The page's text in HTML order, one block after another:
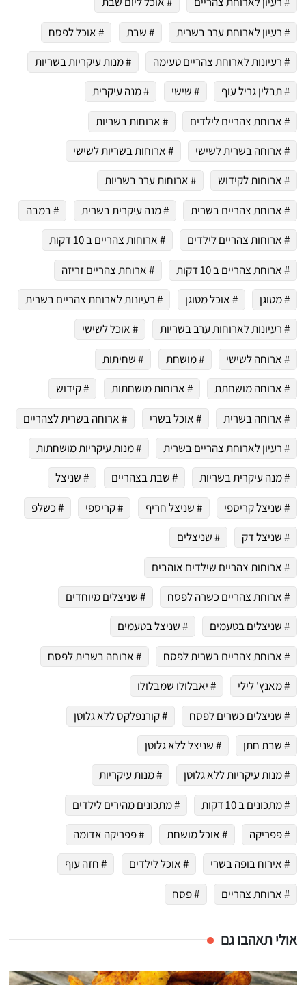
# רעיון לארוחת ערב בשרית
# שבת
# אוכל לפסח
# רעיונות לארוחת צהריים טעימה
# מנות עיקריות בשריות
# תבלין גריל עוף
# שישי
# מנה עיקרית
# ארוחת צהריים לילדים
# ארוחות בשריות
# ארוחה בשרית לשישי
# ארוחות בשריות לשישי
# ארוחות לקידוש
# ארוחות ערב בשריות
# ארוחת צהריים בשרית
# מנה עיקרית בשרית
# במבה
# ארוחות צהריים לילדים
# ארוחות צהריים ב 10 דקות
# ארוחת צהריים ב 10 דקות
# ארוחת צהריים זריזה
# מטוגן
# אוכל מטוגן
# רעיונות לארוחת צהריים בשרית
# רעיונות לארוחות ערב בשריות
# אוכל לשישי
# ארוחה לשישי
# מושחת
# שחיתות
# ארוחה מושחתת
# ארוחות מושחתות
# קידוש
# ארוחה בשרית
# אוכל בשרי
# ארוחה בשרית לצהריים
# רעיון לארוחת צהריים בשרית
# מנות עיקריות מושחתות
# מנה עיקרית בשריות
# שבת בצהריים
# שניצל
# שניצל קריספי
# שניצל חריף # קריספי
# כשלפ
# שניצל דק
# שניצלים
# ארוחות צהריים שילדים אוהבים
# ארוחת צהריים כשרה לפסח
# שניצלים מיוחדים
# שניצלים בטעמים
# שניצל בטעמים
# ארוחת צהריים בשרית לפסח
# ארוחה בשרית לפסח
# מאנץ' לילי
# יאבלולו שמבלולו
# שניצלים כשרים לפסח
# קורנפלקס ללא גלוטן
# שבת חתן
# שניצל ללא גלוטן
# מנות עיקריות ללא גלוטן
# מנות עיקריות
# מתכונים ב 10 דקות
# מתכונים מהירים לילדים
# פפריקה
# אוכל מושחת
# פפריקה אדומה
# אירוח בופה בשרי
# אוכל לילדים
# חזה עוף
# ארוחת צהריים
# פסח
אולי תאהבו גם